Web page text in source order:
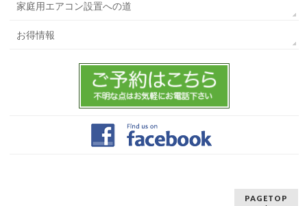
家庭用エアコン設置への道
お得情報
PAGETOP